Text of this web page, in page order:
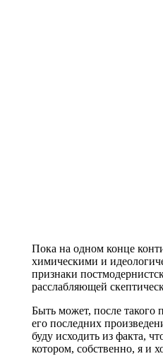
Пока на одном конце
химическими и
признаки
расслабляющей
Быть может, после такого
его последних
буду исходить из факта,
котором, собственно, я и